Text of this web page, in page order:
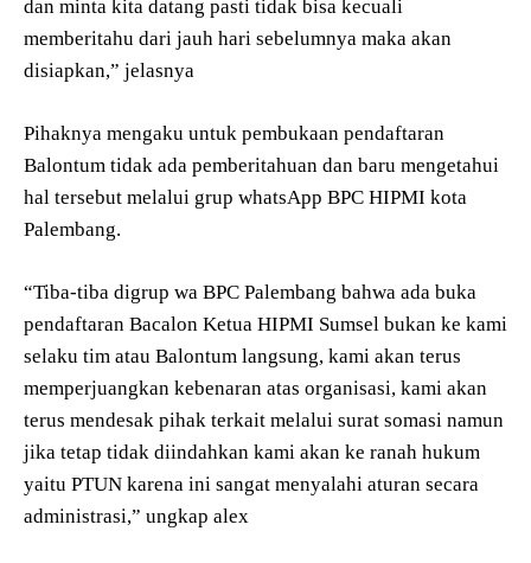
dan minta kita datang pasti tidak bisa kecuali
memberitahu dari jauh hari sebelumnya maka akan
disiapkan,” jelasnya
Pihaknya mengaku untuk pembukaan pendaftaran
Balontum tidak ada pemberitahuan dan baru mengetahui
hal tersebut melalui grup whatsApp BPC HIPMI kota
Palembang.
“Tiba-tiba digrup wa BPC Palembang bahwa ada buka
pendaftaran Bacalon Ketua HIPMI Sumsel bukan ke kami
selaku tim atau Balontum langsung, kami akan terus
memperjuangkan kebenaran atas organisasi, kami akan
terus mendesak pihak terkait melalui surat somasi namun
jika tetap tidak diindahkan kami akan ke ranah hukum
yaitu PTUN karena ini sangat menyalahi aturan secara
administrasi,” ungkap alex